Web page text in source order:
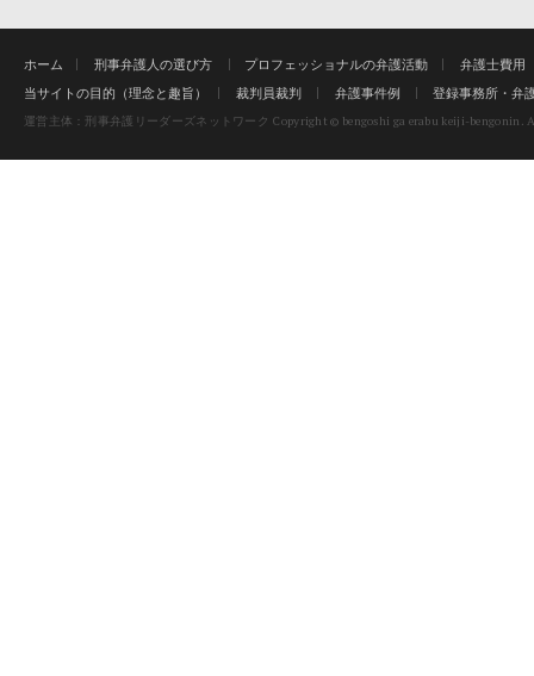
ホーム 刑事弁護人の選び方 プロフェッショナルの弁護活動
弁護士費用
当サイトの目的（理念と趣旨）
裁判員裁判 弁護事件例 登録事務所・弁
運営主体：刑事弁護リーダーズネットワークCopyright © bengoshi ga erabu keiji-bengonin.